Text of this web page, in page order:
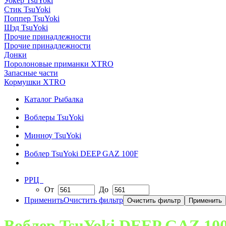
Стик TsuYoki
Поппер TsuYoki
Шэд TsuYoki
Прочие принадлежности
Прочие принадлежности
Донки
Поролоновые приманки XTRO
Запасные части
Кормушки XTRO
Каталог Рыбалка
Воблеры TsuYoki
Минноу TsuYoki
Воблер TsuYoki DEEP GAZ 100F
РРЦ
От
До
ПрименитьОчистить фильтр